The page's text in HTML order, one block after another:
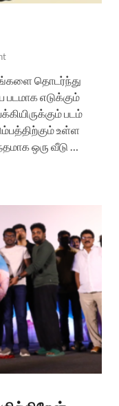
தொடர்ந்து
எடுக்கும்
படம்
உள்ள
ஒரு வீடு …